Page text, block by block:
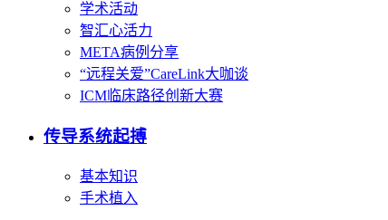
学术活动
智汇心活力
META病例分享
“远程关爱”CareLink大咖谈
ICM临床路径创新大赛
传导系统起搏
基本知识
手术植入